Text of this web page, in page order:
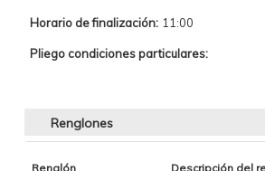
Horario de finalización: 11:00
Pliego condiciones particulares:
Renglones
Renglón Descripción del